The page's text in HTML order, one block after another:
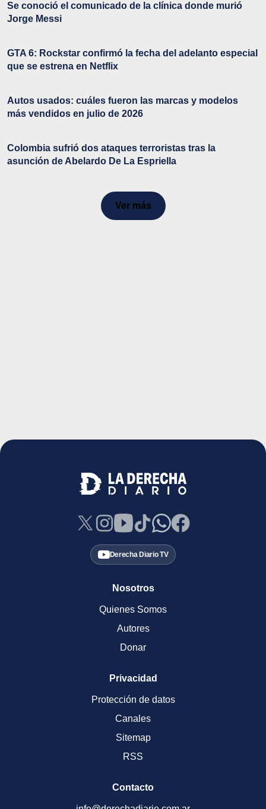
Se conoció el comunicado de la clínica donde murió
Jorge Messi
GTA 6: Rockstar confirmó la fecha del adelanto especial
que se estrena en Netflix
Autos usados: cuáles fueron las marcas y modelos
más vendidos en julio de 2026
Colombia sufrió dos ataques terroristas tras la
asunción de Abelardo De La Espriella
Ver más
Derecha Diario TV
Nosotros
Quienes Somos
Autores
Donar
Privacidad
Protección de datos
Canales
Sitemap
RSS
Contacto